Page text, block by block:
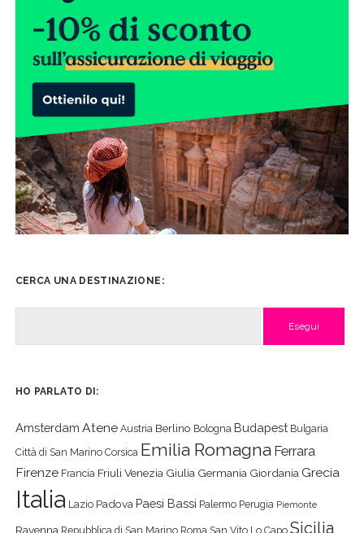
CERCA UNA DESTINAZIONE:
HO PARLATO DI:
Amsterdam Atene Austria Berlino Bologna Budapest Bulgaria
Città di San Marino Corsica Emilia Romagna Ferrara
Firenze Francia Friuli Venezia Giulia Germania Giordania Grecia
Italia Lazio Padova Paesi Bassi Palermo Perugia Piemonte
Ravenna Repubblica di San Marino Roma San Vito Lo Capo Sicilia